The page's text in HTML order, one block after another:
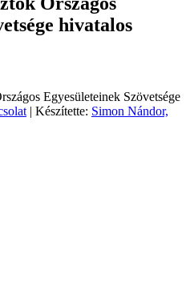
hivatalos
Egyesületeinek Szövetsége
| Készítette: Simon Nándor,